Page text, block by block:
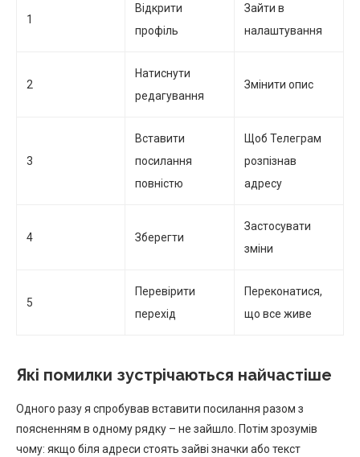
1
Відкрити
профіль
Зайти в
налаштування
2
Натиснути
редагування
Змінити опис
3
Вставити
посилання
повністю
Щоб Телеграм
розпізнав
адресу
4 Зберегти
Застосувати
зміни
5
Перевірити
перехід
Переконатися,
що все живе
Які помилки зустрічаються найчастіше
Одного разу я спробував вставити посилання разом з
поясненням в одному рядку – не зайшло. Потім зрозумів
чому: якщо біля адреси стоять зайві значки або текст